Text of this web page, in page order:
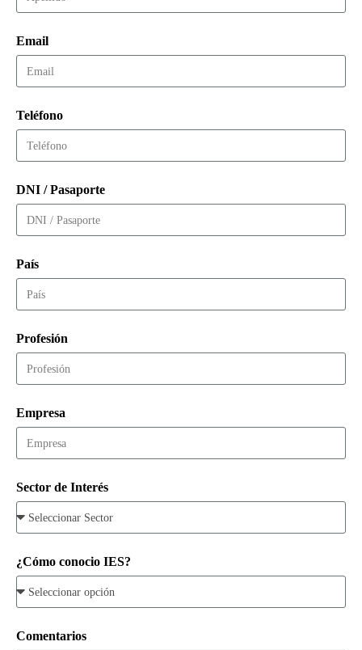
Email
Teléfono
DNI / Pasaporte
País
Profesión
Empresa
Sector de Interés
¿Cómo conocio IES?
Comentarios